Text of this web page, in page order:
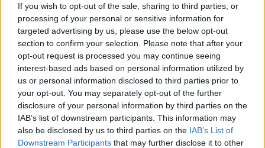
If you wish to opt-out of the sale, sharing to third parties, or
processing of your personal or sensitive information for
targeted advertising by us, please use the below opt-out
section to confirm your selection. Please note that after your
opt-out request is processed you may continue seeing
interest-based ads based on personal information utilized by
us or personal information disclosed to third parties prior to
your opt-out. You may separately opt-out of the further
disclosure of your personal information by third parties on the
IAB’s list of downstream participants. This information may
also be disclosed by us to third parties on the IAB’s List of
Downstream Participants that may further disclose it to other
Žmogžudystė Kaunas kunigas Rodyti daugiau žymių
Komentuoti po šiuo straipsniu
Komentuoti gali tik Lrytas registruoti vartotojai.
Prisijunkite prie registruotų vartotojų
bendruomenės ir bendraukite komentaruose!